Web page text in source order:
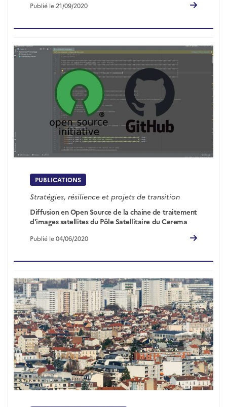
Publié le 21/09/2020
PUBLICATIONS
Stratégies, résilience et projets de transition
Diffusion en Open Source de la chaine de traitement
d'images satellites du Pôle Satellitaire du Cerema
Publié le 04/06/2020